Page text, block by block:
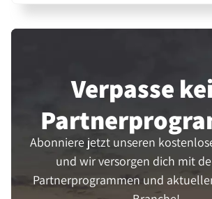
Verpasse
Abonniere jetzt unseren
und wir versorgen dich mit
Partnerprogrammen und